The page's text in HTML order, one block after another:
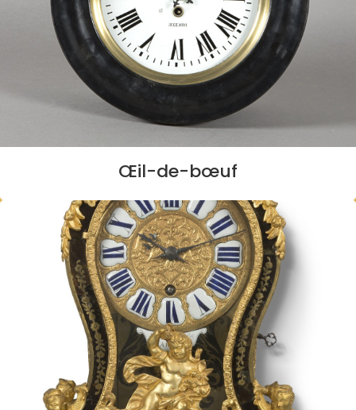
Œil-de-bœuf